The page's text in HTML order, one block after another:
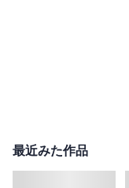
最近みた作品